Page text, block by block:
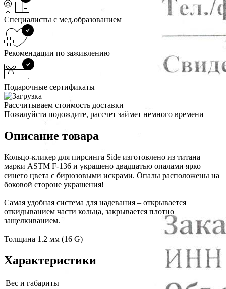
Специалисты с мед.образованием
Рекомендации по заживлению
Подарочные сертификаты
Рассчитываем стоимость доставки
Пожалуйста подождите, рассчет займет немного времени
Описание товара
Кольцо-кликер для пирсинга Side изготовлено из титана
марки ASTM F-136 и украшено двадцатью опалами ярко
синего цвета с бирюзовыми искрами. Опалы расположены на
боковой стороне украшения!
Самая удобная система для надевания – открывается
откидыванием части кольца, закрывается плотно
защелкиванием.
Толщина 1.2 мм (16 G)
Характеристики
Вес и габариты